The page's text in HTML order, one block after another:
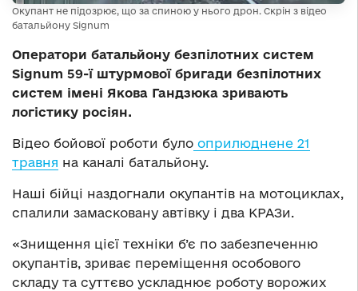
Окупант не підозрює, що за спиною у нього дрон. Скрін з відео
батальйону Signum
Оператори батальйону безпілотних систем
Signum 59-ї штурмової бригади безпілотних
систем імені Якова Гандзюка зривають
логістику росіян.
Відео бойової роботи було оприлюднене 21
травня на каналі батальйону.
Наші бійці наздогнали окупантів на мотоциклах,
спалили замасковану автівку і два КРАЗи.
«Знищення цієї техніки б’є по забезпеченню
окупантів, зриває переміщення особового
складу та суттєво ускладнює роботу ворожих